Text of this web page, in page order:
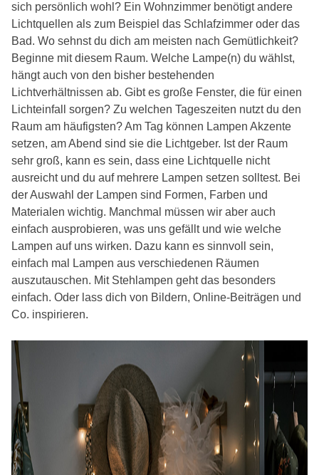
sich persönlich wohl? Ein Wohnzimmer benötigt andere
Lichtquellen als zum Beispiel das Schlafzimmer oder das
Bad. Wo sehnst du dich am meisten nach Gemütlichkeit?
Beginne mit diesem Raum. Welche Lampe(n) du wählst,
hängt auch von den bisher bestehenden
Lichtverhältnissen ab. Gibt es große Fenster, die für einen
Lichteinfall sorgen? Zu welchen Tageszeiten nutzt du den
Raum am häufigsten? Am Tag können Lampen Akzente
setzen, am Abend sind sie die Lichtgeber. Ist der Raum
sehr groß, kann es sein, dass eine Lichtquelle nicht
ausreicht und du auf mehrere Lampen setzen solltest. Bei
der Auswahl der Lampen sind Formen, Farben und
Materialen wichtig. Manchmal müssen wir aber auch
einfach ausprobieren, was uns gefällt und wie welche
Lampen auf uns wirken. Dazu kann es sinnvoll sein,
einfach mal Lampen aus verschiedenen Räumen
auszutauschen. Mit Stehlampen geht das besonders
einfach. Oder lass dich von Bildern, Online-Beiträgen und
Co. inspirieren.